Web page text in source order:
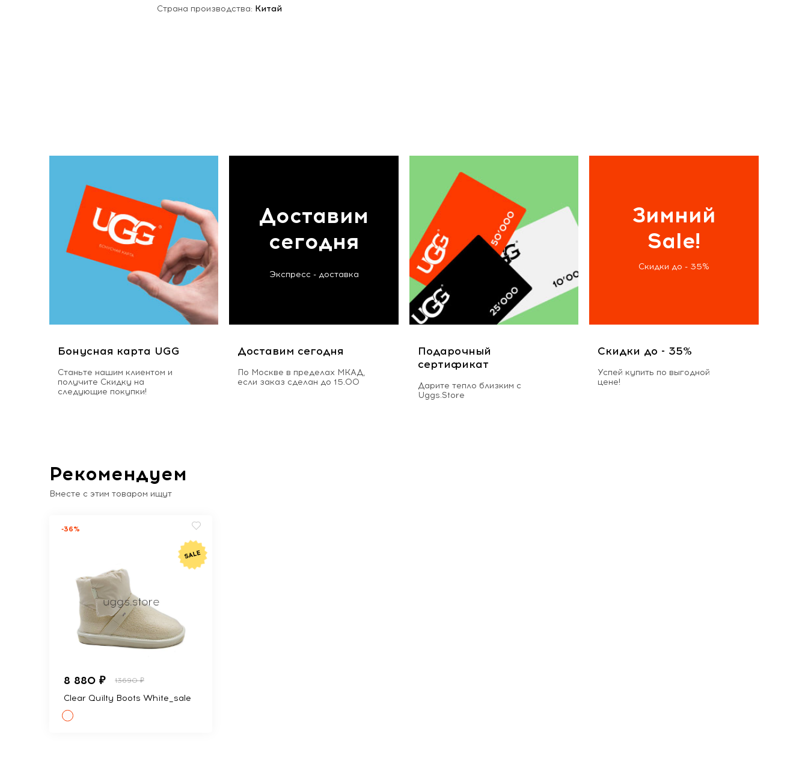
Страна производства: Китай
Бонусная карта UGG
Станьте нашим клиентом и
получите Скидку на
следующие покупки!
Доставим
сегодня
Экспресс - доставка
Доставим сегодня
По Москве в пределах МКАД,
если заказ сделан до 15.00
Подарочный
сертификат
Дарите тепло близким с
Uggs.Store
Зимний
Sale!
Скидки до - 35%
Скидки до - 35%
Успей купить по выгодной
цене!
Рекомендуем
Вместе с этим товаром ищут
-36%
8 880 ₽ 13690 ₽
Clear Quilty Boots White_sale